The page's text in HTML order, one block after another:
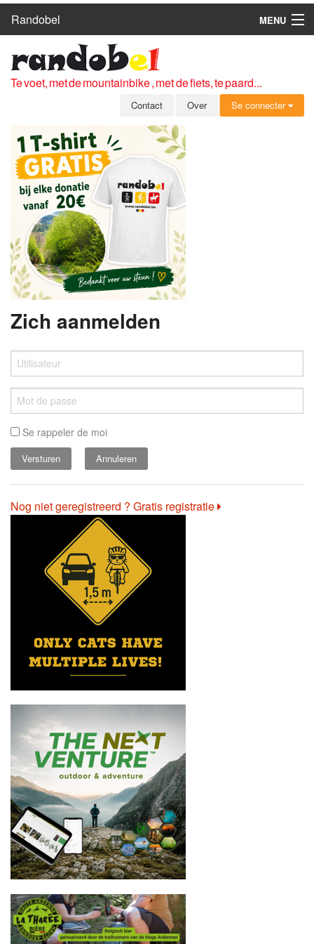
Randobel
MENU
ROUTES
CLUBS
OVER
LEDEN
ZICH AANMELDEN
GRATIS REGISTRATIE
WACHTWOORD VERGETEN
Te voet, met de mountainbike , met de fiets, te paard...
Contact Over Se connecter
Zich aanmelden
Se rappeler de moi
Annuleren
Nog niet geregistreerd ? Gratis registratie